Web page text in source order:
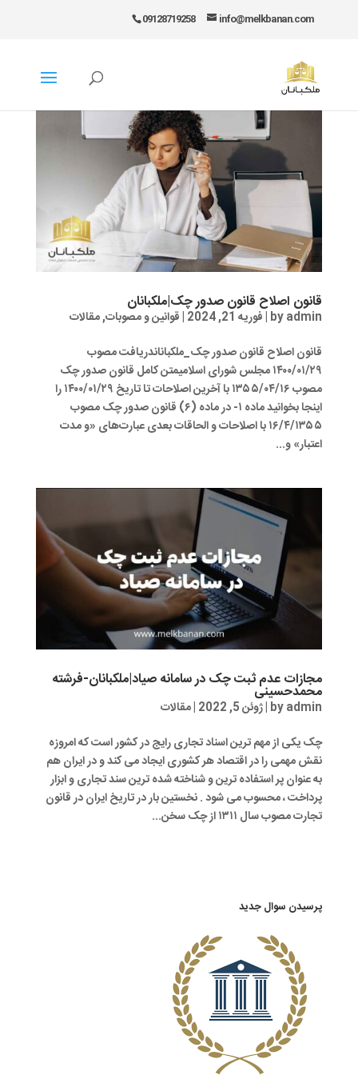
09128719258 info@melkbanan.com
قانون اصلاح قانون صدور چک|ملکبانان
byadmin
|فوریه 21, 2024 |قوانین و مصوبات,مقالات
قانون اصلاح قانون صدور چک_ملکباناندریافت مصوب
۱۴۰۰/۰۱/۲۹ مجلس شورای اسلامیمتن کامل قانون صدور چک
مصوب ۱۳۵۵/۰۴/۱۶ با آخرین اصلاحات تا تاریخ ۱۴۰۰/۰۱/۲۹ را
اینجا بخوانید ماده ۱- در ماده (۶) قانون صدور چک مصوب
۱۶/۴/۱۳۵۵ با اصلاحات و الحاقات بعدی عبارت‌های «و مدت
اعتبار» و...
مجازات عدم ثبت چک در سامانه صیاد|ملکبانان-فرشته
محمدحسینی
byadmin
|ژوئن 5, 2022 |مقالات
چک یکی از مهم ترین اسناد تجاری رایج در کشور است که امروزه
نقش مهمی را در اقتصاد هر کشوری ایجاد می کند و در ایران هم
به عنوان پر استفاده ترین و شناخته شده ترین سند تجاری و ابزار
پرداخت ، محسوب می شود . نخستین بار در تاریخ ایران در قانون
تجارت مصوب سال ۱۳۱۱ از چک سخن...
پرسیدن سوال جدید